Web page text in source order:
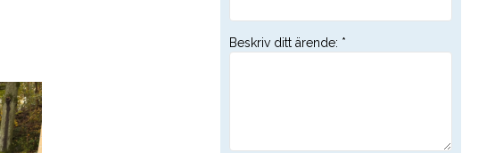
Beskriv ditt ärende: *